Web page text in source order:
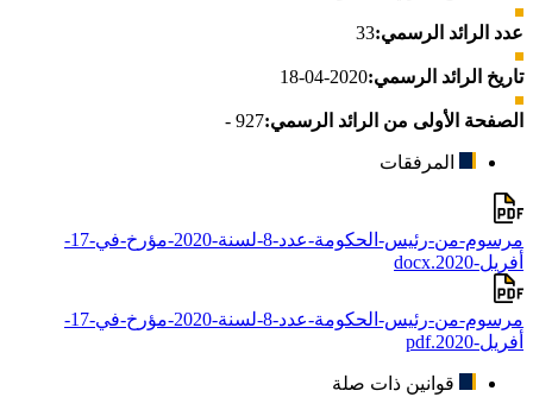
عدد الرائد الرسمي:33
تاريخ الرائد الرسمي:2020-04-18
الصفحة الأولى من الرائد الرسمي:927 -
المرفقات
مرسوم-من-رئيس-الحكومة-عدد-8-لسنة-2020-مؤرخ-في-17-
أفريل-2020.docx
مرسوم-من-رئيس-الحكومة-عدد-8-لسنة-2020-مؤرخ-في-17-
أفريل-2020.pdf
قوانين ذات صلة